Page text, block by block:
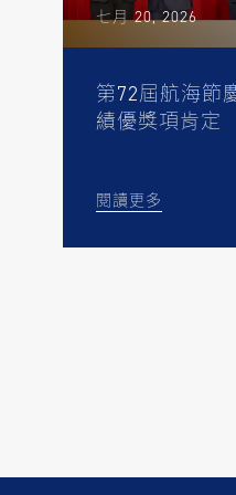
七月 20, 2026
第72屆航海
績優獎項肯定
閱讀更多